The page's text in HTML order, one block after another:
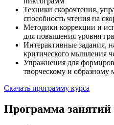
Техники скорочтения,
способность чтения на
Методики коррекции и
для повышения уровня
Интерактивные задания,
критического мышления
Упражнения для
творческому и
Скачать программу курса
Программа занятий